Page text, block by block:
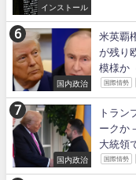
インストール
国内政治
米英覇
が残り
模様か
国際情勢
国内政治
トラン
ークか
大統領
国際情勢